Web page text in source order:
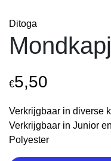
Ditoga
€5,50
Verkrijgbaar in diverse
Verkrijgbaar in Junior
Polyester